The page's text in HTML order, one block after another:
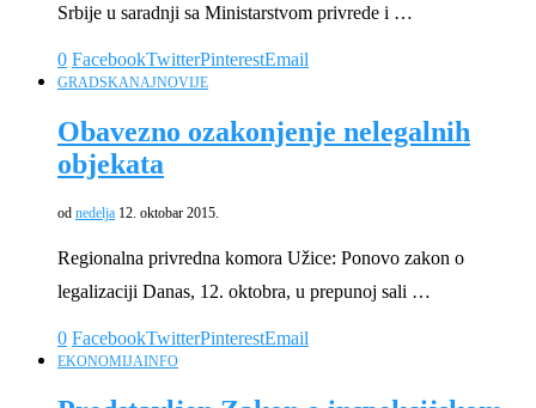
Srbije u saradnji sa Ministarstvom privrede i …
0 FacebookTwitterPinterestEmail
GRADSKANAJNOVIJE
Obavezno ozakonjenje nelegalnih
objekata
od nedelja 12. oktobar 2015.
Regionalna privredna komora Užice: Ponovo zakon o
legalizaciji Danas, 12. oktobra, u prepunoj sali …
0 FacebookTwitterPinterestEmail
EKONOMIJAINFO